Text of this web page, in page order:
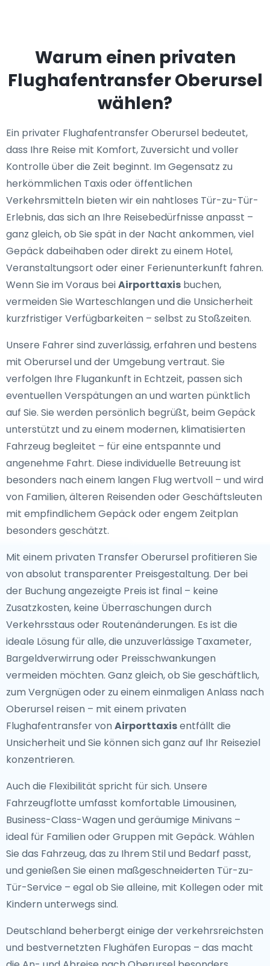
Warum einen privaten
Flughafentransfer Oberursel
wählen?
Ein privater Flughafentransfer Oberursel bedeutet,
dass Ihre Reise mit Komfort, Zuversicht und voller
Kontrolle über die Zeit beginnt. Im Gegensatz zu
herkömmlichen Taxis oder öffentlichen
Verkehrsmitteln bieten wir ein nahtloses Tür-zu-Tür-
Erlebnis, das sich an Ihre Reisebedürfnisse anpasst –
ganz gleich, ob Sie spät in der Nacht ankommen, viel
Gepäck dabeihaben oder direkt zu einem Hotel,
Veranstaltungsort oder einer Ferienunterkunft fahren.
Wenn Sie im Voraus beiAirporttaxis buchen,
vermeiden Sie Warteschlangen und die Unsicherheit
kurzfristiger Verfügbarkeiten – selbst zu Stoßzeiten.
Unsere Fahrer sind zuverlässig, erfahren und bestens
mit Oberursel und der Umgebung vertraut. Sie
verfolgen Ihre Flugankunft in Echtzeit, passen sich
eventuellen Verspätungen an und warten pünktlich
auf Sie. Sie werden persönlich begrüßt, beim Gepäck
unterstützt und zu einem modernen, klimatisierten
Fahrzeug begleitet – für eine entspannte und
angenehme Fahrt. Diese individuelle Betreuung ist
besonders nach einem langen Flug wertvoll – und wird
von Familien, älteren Reisenden oder Geschäftsleuten
mit empfindlichem Gepäck oder engem Zeitplan
besonders geschätzt.
Mit einem privaten Transfer Oberursel profitieren Sie
von absolut transparenter Preisgestaltung. Der bei
der Buchung angezeigte Preis ist final – keine
Zusatzkosten, keine Überraschungen durch
Verkehrsstaus oder Routenänderungen. Es ist die
ideale Lösung für alle, die unzuverlässige Taxameter,
Bargeldverwirrung oder Preisschwankungen
vermeiden möchten. Ganz gleich, ob Sie geschäftlich,
zum Vergnügen oder zu einem einmaligen Anlass nach
Oberursel reisen – mit einem privaten
Flughafentransfer von Airporttaxisentfällt die
Unsicherheit und Sie können sich ganz auf Ihr Reiseziel
konzentrieren.
Auch die Flexibilität spricht für sich. Unsere
Fahrzeugflotte umfasst komfortable Limousinen,
Business-Class-Wagen und geräumige Minivans –
ideal für Familien oder Gruppen mit Gepäck. Wählen
Sie das Fahrzeug, das zu Ihrem Stil und Bedarf passt,
und genießen Sie einen maßgeschneiderten Tür-zu-
Tür-Service – egal ob Sie alleine, mit Kollegen oder mit
Kindern unterwegs sind.
Deutschland beherbergt einige der verkehrsreichsten
und bestvernetzten Flughäfen Europas – das macht